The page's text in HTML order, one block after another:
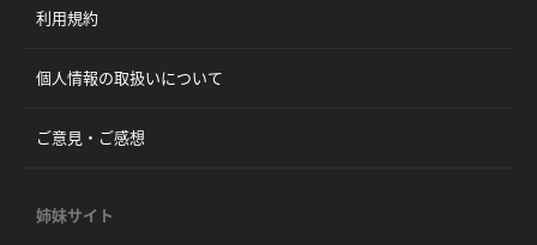
利用規約
個人情報の取扱いについて
ご意見・ご感想
姉妹サイト